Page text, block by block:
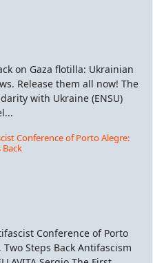
on Gaza flotilla: Ukrainian
Release them all now! The
with Ukraine (ENSU)
Conference of Porto Alegre:
Conference of Porto
Steps Back Antifascism